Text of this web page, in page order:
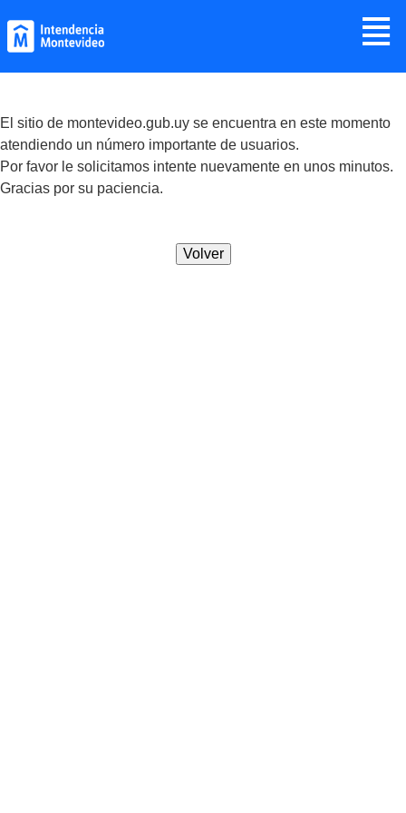
≣
El sitio de montevideo.gub.uy se encuentra en este momento
atendiendo un número importante de usuarios.
Por favor le solicitamos intente nuevamente en unos minutos.
Gracias por su paciencia.
Volver